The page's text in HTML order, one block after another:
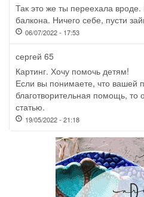
Так это же ты переехала
балкона. Ничего себе, пусти
06/07/2022 - 17:53
сергей 65
Картинг. Хочу помочь детям!
Если вы понимаете, что вашей
благотворительная помощь, то
статью.
19/05/2022 - 21:18